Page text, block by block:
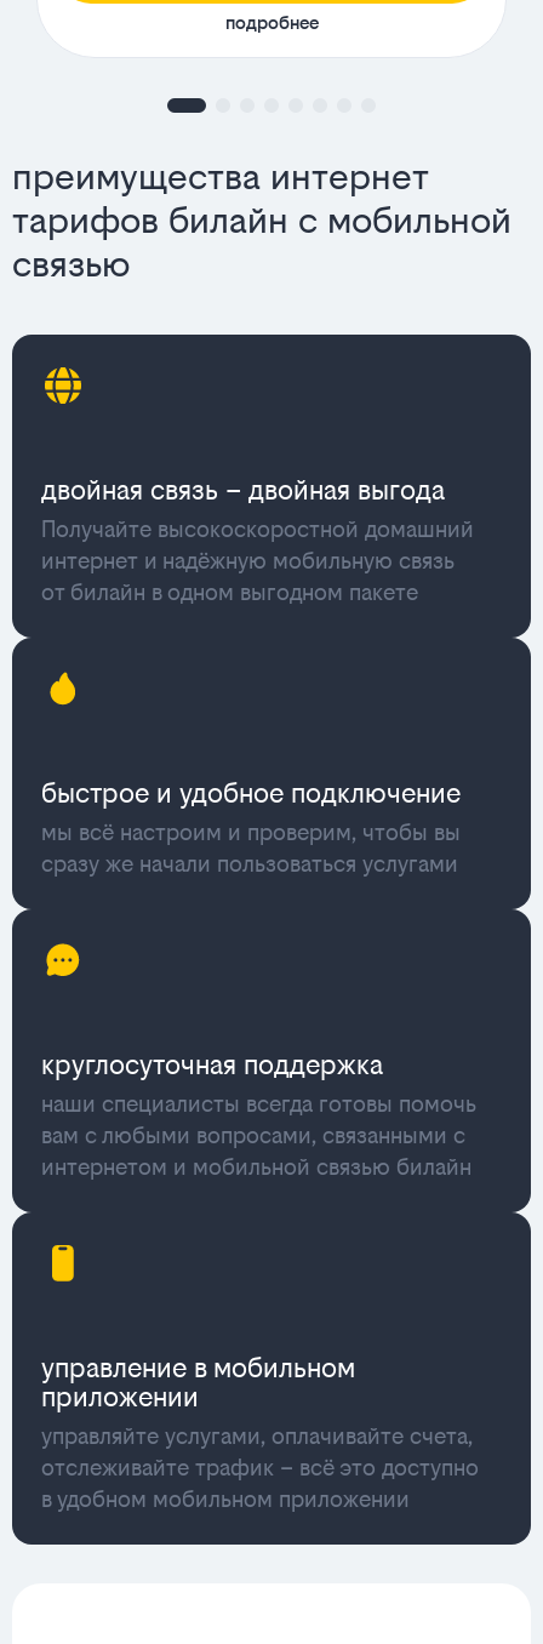
подробнее
преимущества интернет
тарифов билайн с мобильной
связью
двойная связь – двойная выгода
Получайте высокоскоростной домашний
интернет и надёжную мобильную связь
от билайн в одном выгодном пакете
быстрое и удобное подключение
мы всё настроим и проверим, чтобы вы
сразу же начали пользоваться услугами
круглосуточная поддержка
наши специалисты всегда готовы помочь
вам с любыми вопросами, связанными с
интернетом и мобильной связью билайн
управление в мобильном
приложении
управляйте услугами, оплачивайте счета,
отслеживайте трафик – всё это доступно
в удобном мобильном приложении